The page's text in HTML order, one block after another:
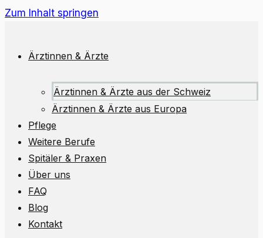
Zum Inhalt springen
Ärztinnen & Ärzte
Ärztinnen & Ärzte aus der Schweiz
Ärztinnen & Ärzte aus Europa
Pflege
Weitere Berufe
Spitäler & Praxen
Über uns
FAQ
Blog
Kontakt